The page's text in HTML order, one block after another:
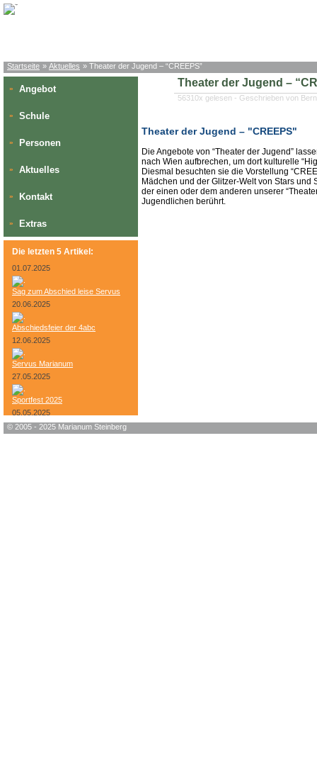
Startseite » Aktuelles » Theater der Jugend – “CREEPS”
» Angebot
» Schule
» Personen
» Aktuelles
» Kontakt
» Extras
Die letzten 5 Artikel:
01.07.2025
Sag zum Abschied leise Servus
20.06.2025
Abschiedsfeier der 4abc
12.06.2025
Servus Marianum
27.05.2025
Sportfest 2025
05.05.2025
Bundesheer-Tag
Theater der Jugend –
56310x gelesen - Geschrieben von
Theater der Jugend – "CREEPS"
Die Angebote von “Theater der Jugend”
nach Wien aufbrechen, um dort kulturelle
Diesmal besuchten sie die Vorstellung
Mädchen und der Glitzer-Welt von Stars
der einen oder dem anderen unserer
Jugendlichen berührt.
© 2005 - 2025 Marianum Steinberg